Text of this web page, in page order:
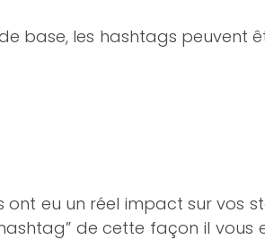
base, les hashtags peuvent
ont eu un réel impact sur vos
de cette façon il vous